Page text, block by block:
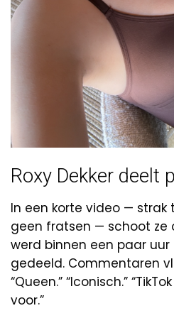
Roxy Dekker deelt
In een korte video — strak
geen fratsen — schoot ze
werd binnen een paar uur
gedeeld. Commentaren
“Queen.” “Iconisch.”
voor.”